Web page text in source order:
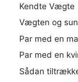
Kendte Vægte
Vægten og
Par med en
Par med en
Sådan